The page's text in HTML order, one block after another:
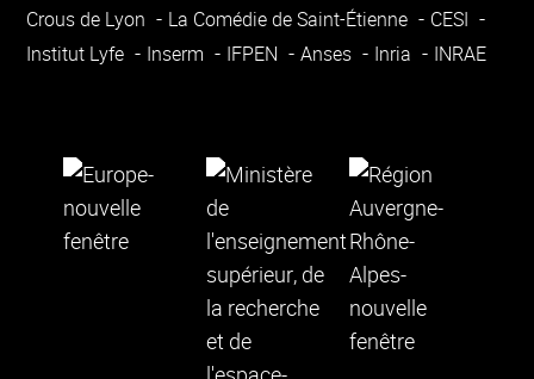
Crous de Lyon
La Comédie de Saint-Étienne
CESI
Institut Lyfe
Inserm IFPEN Anses Inria INRAE